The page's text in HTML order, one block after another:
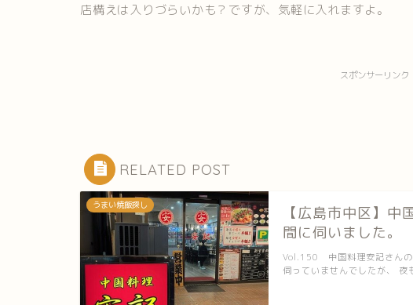
店構えは入りづらいかも？ですが、気軽に入れますよ。
スポンサーリンク
RELATED POST
うまい焼飯探し
【広島市中区】
間に伺いました。
Vol.150 中国料理安記さんの
伺っていませんでしたが、